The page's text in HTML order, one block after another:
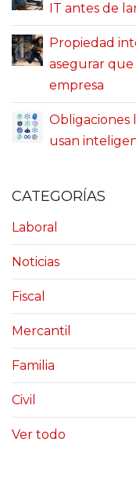
IT antes de
Propiedad
asegurar
empresa
Obligaciones
usan
CATEGORÍAS
Laboral
Noticias
Fiscal
Mercantil
Familia
Civil
Ver todo